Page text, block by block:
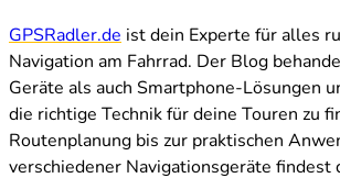
GPSRadler.de ist dein Experte für alles
Navigation am Fahrrad. Der Blog
Geräte als auch Smartphone-Lösungen
die richtige Technik für deine Touren zu
Routenplanung bis zur praktischen
verschiedener Navigationsgeräte findest